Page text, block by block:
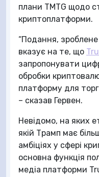
плани TMTG щодо
криптоплатформи.
“Подання, зроблене
вказує на те, що
запропонувати
обробки
платформу для
– сказав Гервен.
Невідомо, на яких
якій Трамп має
амбіціях у сфері
основна функція
медіа платформи